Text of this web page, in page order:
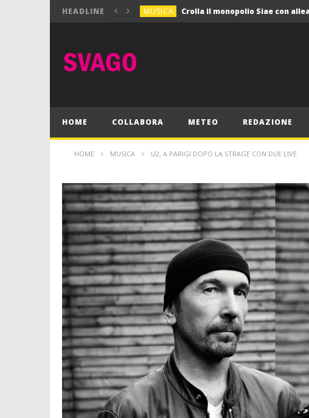
HEADLINE MUSICA
MUSICA
HOME COLLABORA METEO REDAZIONE
HOME MUSICA U2, A PARIGI DOPO LA STRAGE CON DUE LIVE